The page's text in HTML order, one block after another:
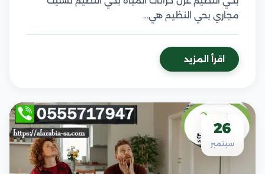
مجاري بحي النظيم هي…
اقرأ المزيد
26
سبتمبر